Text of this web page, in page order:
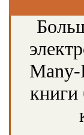
Many-
книги